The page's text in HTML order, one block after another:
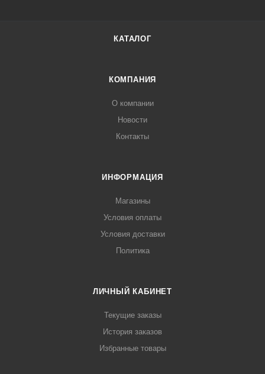
КАТАЛОГ
КОМПАНИЯ
О компании
Новости
Контакты
ИНФОРМАЦИЯ
Магазины
Условия оплаты
Условия доставки
Политика
ЛИЧНЫЙ КАБИНЕТ
Текущие заказы
История заказов
Избранные товары